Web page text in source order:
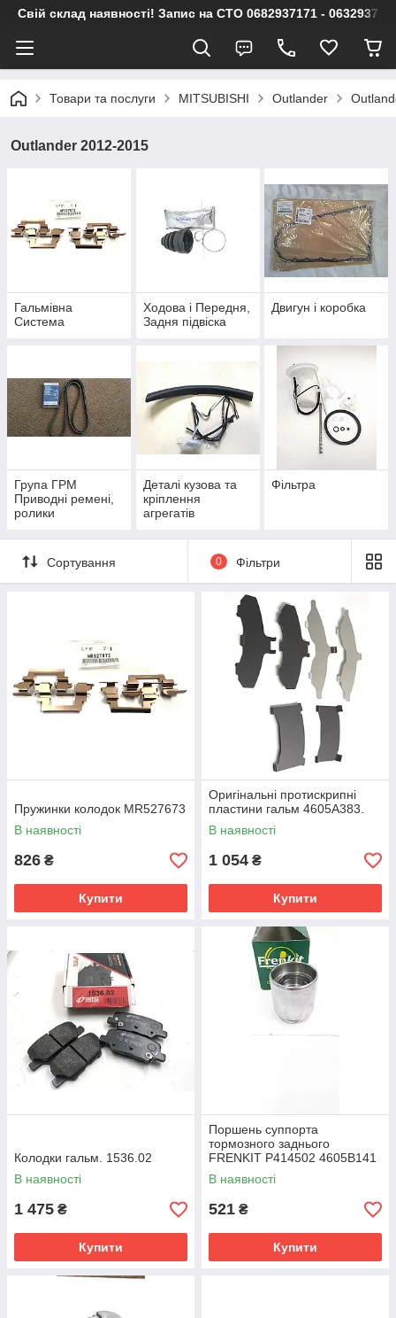
Свій склад наявності! Запис на СТО 0682937171 -
Товари та послуги MITSUBISHI Outlander
Outlander 2012-2015
Гальмівна
Система
Ходова і Передня,
Задня підвіска
Двигун і коробка
Група ГРМ
Приводні ремені,
ролики
Деталі кузова та
кріплення
агрегатів
Фільтра
Сортування 0 Фільтри
Пружинки колодок MR527673
В наявності
826 ₴
Купити
Оригінальні протискрипні
пластини гальм 4605A383.
В наявності
1 054 ₴
Купити
Колодки гальм. 1536.02
В наявності
1 475 ₴
Купити
Поршень суппорта
тормозного заднього
FRENKIT P414502 4605B141
В наявності
521 ₴
Купити